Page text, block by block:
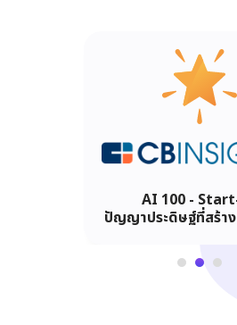
AI 100 -
ปัญญาประดิษฐ์ที่สร้า